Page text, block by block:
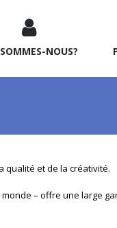
NOUS?
qualité et de la créativité.
– offre une large